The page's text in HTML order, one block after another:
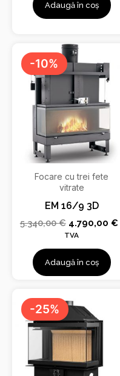
Adaugă în coș
-10%
Focare cu trei fete
vitrate
EM 16/9 3D
5.340,00€
Prețul
inițial
a
5.340,00 €.
4.790,00 €
TVA
Adaugă în coș
-25%
inițial
fost:
2.184,00 €.